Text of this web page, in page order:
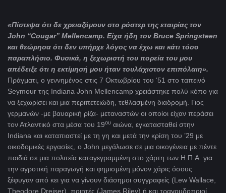
«Πίστεψα ότι δε χρειαζόμουν στο ρόστερ της εταιρίας τον
John “Cougar” Mellencamp. Είχα ήδη τον Bruce Springsteen
και θεώρησα ότι δεν υπήρχε λόγος να έχω και κάτι τόσο
παραπλήσιο. Φυσικά, η ξεχωριστή του πορεία του μου
απέδειξε ότι η εκτίμησή μου ήταν τουλάχιστον επιπόλαιη».
Πράγματι, ο γεννημένος στις 7 Οκτωβρίου του ‘51 στο ταπεινό
Seymour της Indiana John Mellencamp χρειάστηκε πολύ κόπο για
να ξεχωρίσει και μια περιπετειώδη, τεθλασμένη διαδρομή. Γιος
γερμανών -με βαυαρική ρίζα- μεταναστών οι οποίοι είχαν περάσει
τον Ατλαντικό στα μέσα του 19ου αιώνα, εγκατασταθεί στην
Indiana και καταπιαστεί με τη γη και μετά την κρίση του ’29 με
οικοδομικές εργασίες, ο John μεγάλωσε σε μια οικογένεια με πέντε
παιδιά σε μια πολιτεία καταγεγραμμένη στο χάρτη των Η.Π.Α. για
την αγροτική παραγωγή και φημισμένη μόνον χάρις όσους
ξέφυγαν από κει για να γίνουν διάσημοι συγγραφείς (Lew Wallace,
Theodore Dreiser), ποιητές (James Riley) ή και τραγουδοποιοί